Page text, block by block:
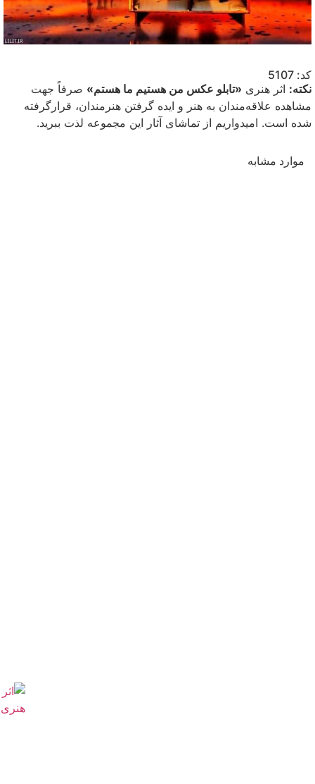
کد: 5107
نکته: اثر هنری «تابلو عکس من هستیم ما هستم» صرفاً جهت
مشاهده علاقه‌مندان به هنر و ایده گرفتن هنرمندان، قرارگرفته
شده است. امیدواریم از تماشای آثار این مجموعه لذت ببرید.
موارد مشابه